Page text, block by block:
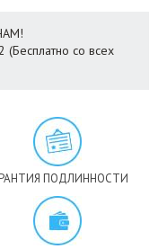
со всех
ПОДЛИННОСТИ